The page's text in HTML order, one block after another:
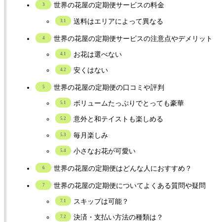
世界の花屋の定期便サービスの料金
送料はエリアによって異なる
世界の花屋の定期便サービスの注意点やデメリット
お花は選べない
安くはない
世界の花屋の定期便の口コミや評判
ボリュームたっぷりでとっても豪華
意外と和テイストも楽しめる
毎月楽しみ
小さなお花が可愛い
世界の花屋の定期便はどんな人におすすめ？
世界の花屋の定期便についてよくある質問や疑問
スキップは可能？
決済・支払い方法の種類は？